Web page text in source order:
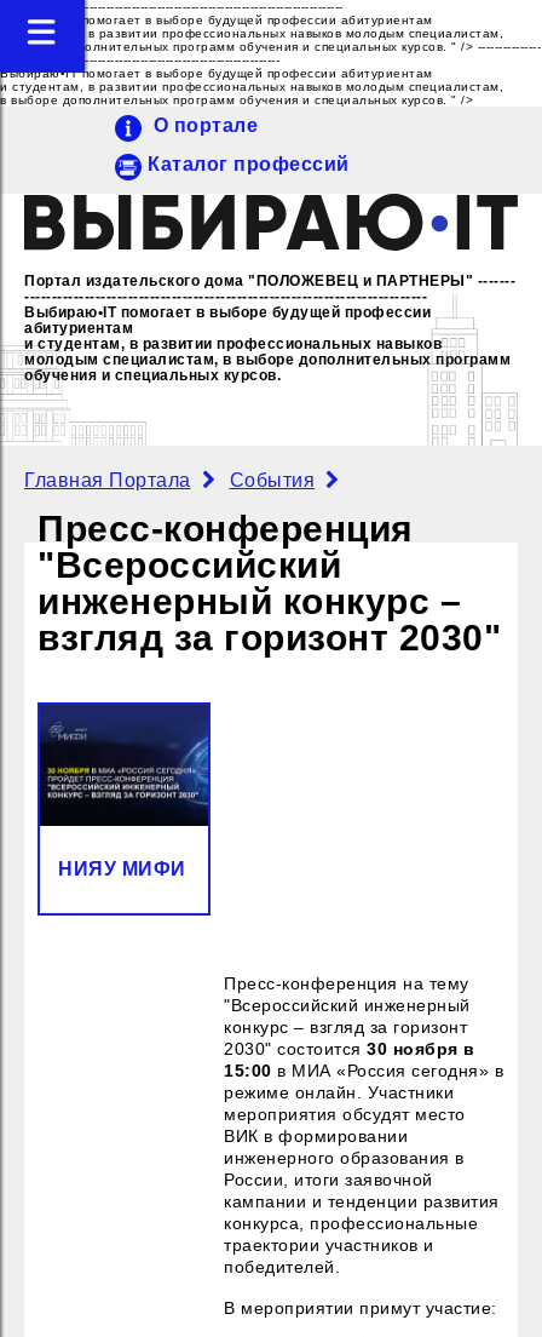
---------------------------------------------------------------------------------
Выбираю•IT помогает в выборе будущей профессии абитуриентам
и студентам, в развитии профессиональных навыков молодым специалистам,
в выборе дополнительных программ обучения и специальных курсов. " /> ---------------
------------------------------------------------------------------
Выбираю•IT помогает в выборе будущей профессии абитуриентам
и студентам, в развитии профессиональных навыков молодым специалистам,
в выборе дополнительных программ обучения и специальных курсов. " />
Портал издательского дома "ПОЛОЖЕВЕЦ и ПАРТНЕРЫ" -------
--------------------------------------------------------------------------
Выбираю•IT помогает в выборе будущей профессии
абитуриентам
и студентам, в развитии профессиональных навыков
молодым специалистам, в выборе дополнительных программ
обучения и специальных курсов.
О портале
Каталог профессий
Главная Портала События
Пресс-конференция
"Всероссийский
инженерный конкурс –
взгляд за горизонт 2030"
НИЯУ МИФИ
Пресс-конференция на тему
"Всероссийский инженерный
конкурс – взгляд за горизонт
2030" состоится30 ноября в
15:00 в МИА «Россия сегодня» в
режиме онлайн. Участники
мероприятия обсудят место
ВИК в формировании
инженерного образования в
России, итоги заявочной
кампании и тенденции развития
конкурса, профессиональные
траектории участников и
победителей.
В мероприятии примут участие: